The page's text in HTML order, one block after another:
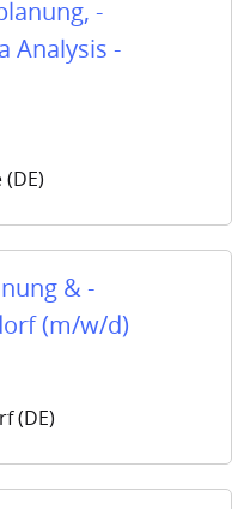
-
Analysis -
& -
(m/w/d)
(DE)